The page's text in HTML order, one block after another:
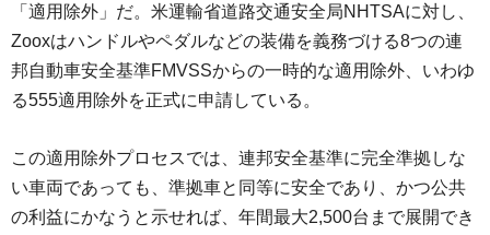
「適用除外」だ。米運輸省道路交通安全局NHTSAに対し、
Zooxはハンドルやペダルなどの装備を義務づける8つの連
邦自動車安全基準FMVSSからの一時的な適用除外、いわゆ
る555適用除外を正式に申請している。
この適用除外プロセスでは、連邦安全基準に完全準拠しな
い車両であっても、準拠車と同等に安全であり、かつ公共
の利益にかなうと示せれば、年間最大2,500台まで展開でき